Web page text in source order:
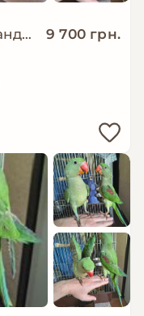
🦜 Ручні пташенята александрійського папуги! 9 700 грн.